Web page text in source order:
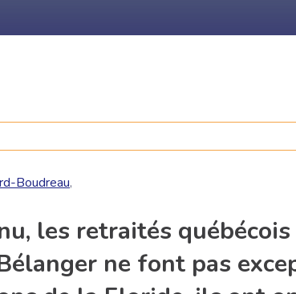
Boudreau,
les retraités
ne font pas